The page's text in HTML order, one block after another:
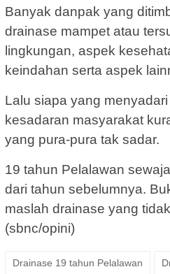
Banyak danpak yang
drainase mampet atau
lingkungan, aspek
keindahan serta aspek
Lalu siapa yang
kesadaran masyarakat
yang pura-pura tak sadar.
19 tahun Pelalawan
dari tahun sebelumnya.
maslah drainase yang
(sbnc/opini)
Drainase 19 tahun Pelalawan